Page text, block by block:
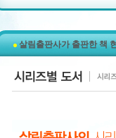
살림출판사가 출판한 책